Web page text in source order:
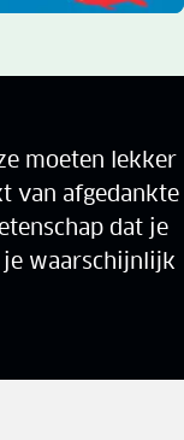
moeten lekker
van afgedankte
dat je
je waarschijnlijk